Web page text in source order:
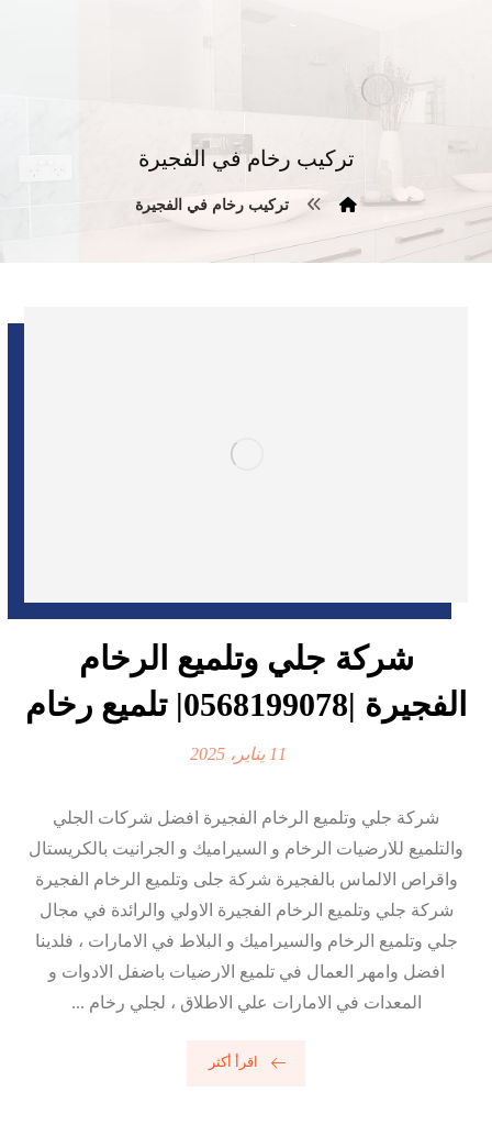
تركيب رخام في الفجيرة
تركيب رخام في الفجيرة
شركة جلي وتلميع الرخام
الفجيرة |0568199078| تلميع رخام
11 يناير، 2025
شركة جلي وتلميع الرخام الفجيرة افضل شركات الجلي
والتلميع للارضيات الرخام و السيراميك و الجرانيت بالكريستال
واقراص الالماس بالفجيرة شركة جلى وتلميع الرخام الفجيرة
شركة جلي وتلميع الرخام الفجيرة الاولي والرائدة في مجال
جلي وتلميع الرخام والسيراميك و البلاط في الامارات ، فلدينا
افضل وامهر العمال في تلميع الارضيات باضفل الادوات و
المعدات في الامارات علي الاطلاق ، لجلي رخام ...
اقرأ أكثر